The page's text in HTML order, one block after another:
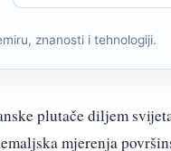
znanosti i tehnologiji.
plutače diljem
mjerenja